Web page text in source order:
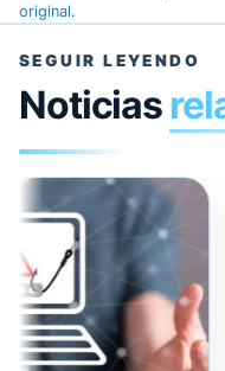
original.
SEGUIR LEYENDO
Noticias